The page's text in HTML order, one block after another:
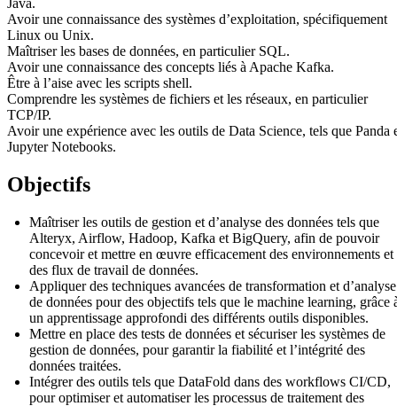
Java.
Avoir une connaissance des systèmes d’exploitation, spécifiquement
Linux ou Unix.
Maîtriser les bases de données, en particulier SQL.
Avoir une connaissance des concepts liés à Apache Kafka.
Être à l’aise avec les scripts shell.
Comprendre les systèmes de fichiers et les réseaux, en particulier
TCP/IP.
Avoir une expérience avec les outils de Data Science, tels que Panda
Jupyter Notebooks.
Objectifs
Maîtriser les outils de gestion et d’analyse des données tels que
Alteryx, Airflow, Hadoop, Kafka et BigQuery, afin de pouvoir
concevoir et mettre en œuvre efficacement des environnements et
des flux de travail de données.
Appliquer des techniques avancées de transformation et d’analyse
de données pour des objectifs tels que le machine learning, grâce
un apprentissage approfondi des différents outils disponibles.
Mettre en place des tests de données et sécuriser les systèmes de
gestion de données, pour garantir la fiabilité et l’intégrité des
données traitées.
Intégrer des outils tels que DataFold dans des workflows CI/CD,
pour optimiser et automatiser les processus de traitement des